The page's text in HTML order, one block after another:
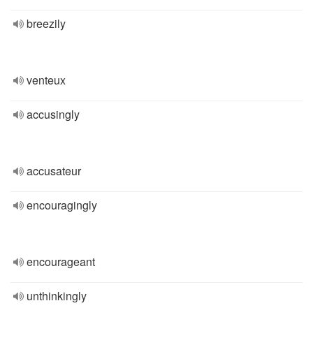
breezily
venteux
accusingly
accusateur
encouragingly
encourageant
unthinkingly